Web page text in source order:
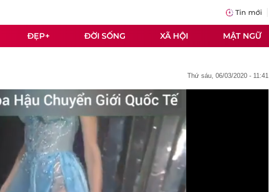
Tin mới
ĐẸP+ ĐỜI SỐNG XÃ HỘI MẬT NGỮ
thứ sáu, 06/03/2020 - 11:41